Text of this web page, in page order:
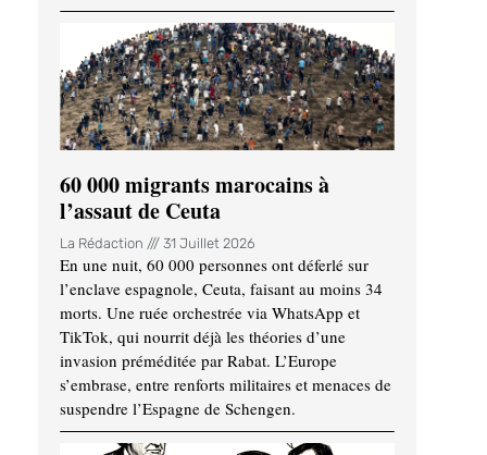
60 000 migrants marocains à
l’assaut de Ceuta
La Rédaction 31 Juillet 2026
En une nuit, 60 000 personnes ont déferlé sur
l’enclave espagnole, Ceuta, faisant au moins 34
morts. Une ruée orchestrée via WhatsApp et
TikTok, qui nourrit déjà les théories d’une
invasion préméditée par Rabat. L’Europe
s’embrase, entre renforts militaires et menaces de
suspendre l’Espagne de Schengen.